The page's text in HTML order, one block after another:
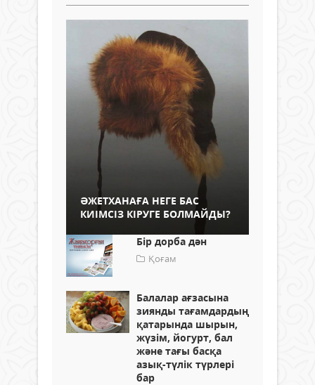
ӘЖЕТХАНАҒА НЕГЕ БАС
КИІМСІЗ КІРУГЕ БОЛМАЙДЫ?
Бір дорба дән
Қоғам
Балалар ағзасына
зиянды тағамдардың
қатарында шырын,
жүзім, йогурт, бал
және тағы басқа
азық-түлік түрлері
бар